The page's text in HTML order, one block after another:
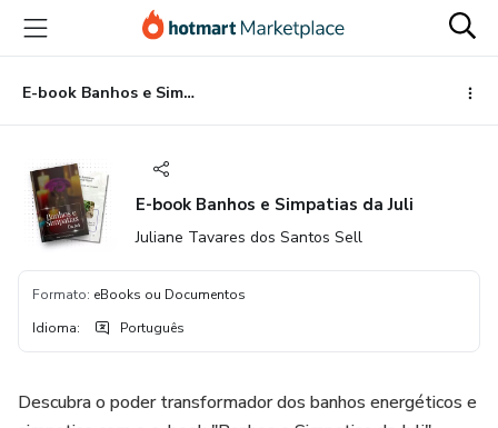
para
conteúdo
principal
para
pagamento
para
rodapé
E-book Banhos e Simpatias da Juli
E-book Banhos e Simpatias da Juli
Juliane Tavares dos Santos Sell
Formato: eBooks ou Documentos
Idioma: Português
Descubra o poder transformador dos banhos energéticos e